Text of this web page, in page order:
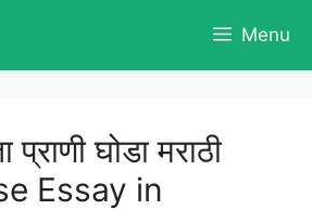
Menu
घोडा मराठी
Essay in